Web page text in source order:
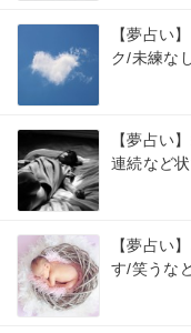
【夢占い
ク/未練な
【夢占い
連続など
【夢占い
す/笑うな